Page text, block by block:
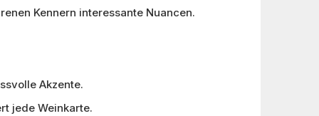
Kennern interessante Nuancen.
Akzente.
jede Weinkarte.